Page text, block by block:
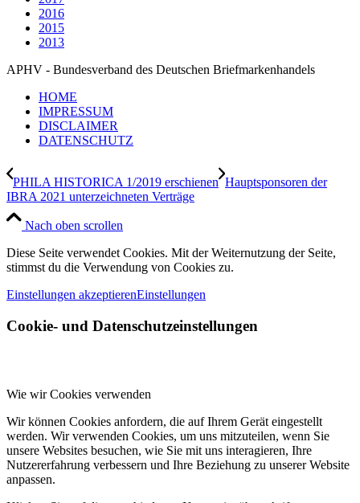
2016
2015
2013
APHV - Bundesverband des Deutschen Briefmarkenhandels
HOME
IMPRESSUM
DISCLAIMER
DATENSCHUTZ
PHILA HISTORICA 1/2019 erschienen Hauptsponsoren der
IBRA 2021 unterzeichneten Verträge
Nach oben scrollen
Diese Seite verwendet Cookies. Mit der Weiternutzung der Seite,
stimmst du die Verwendung von Cookies zu.
Einstellungen akzeptierenEinstellungen
Cookie- und Datenschutzeinstellungen
Wie wir Cookies verwenden
Wir können Cookies anfordern, die auf Ihrem Gerät eingestellt
werden. Wir verwenden Cookies, um uns mitzuteilen, wenn Sie
unsere Websites besuchen, wie Sie mit uns interagieren, Ihre
Nutzererfahrung verbessern und Ihre Beziehung zu unserer Website
anpassen.